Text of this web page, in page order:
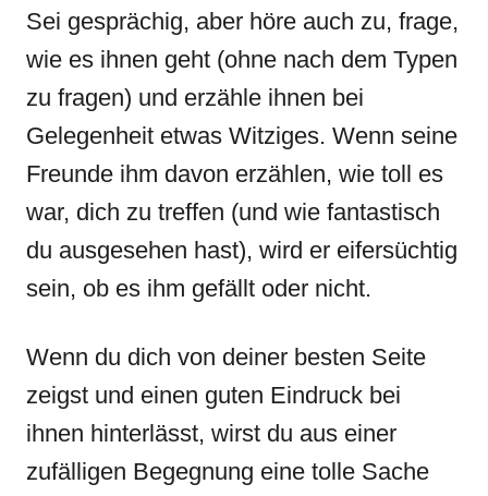
Sei gesprächig, aber höre auch zu, frage,
wie es ihnen geht (ohne nach dem Typen
zu fragen) und erzähle ihnen bei
Gelegenheit etwas Witziges. Wenn seine
Freunde ihm davon erzählen, wie toll es
war, dich zu treffen (und wie fantastisch
du ausgesehen hast), wird er eifersüchtig
sein, ob es ihm gefällt oder nicht.
Wenn du dich von deiner besten Seite
zeigst und einen guten Eindruck bei
ihnen hinterlässt, wirst du aus einer
zufälligen Begegnung eine tolle Sache